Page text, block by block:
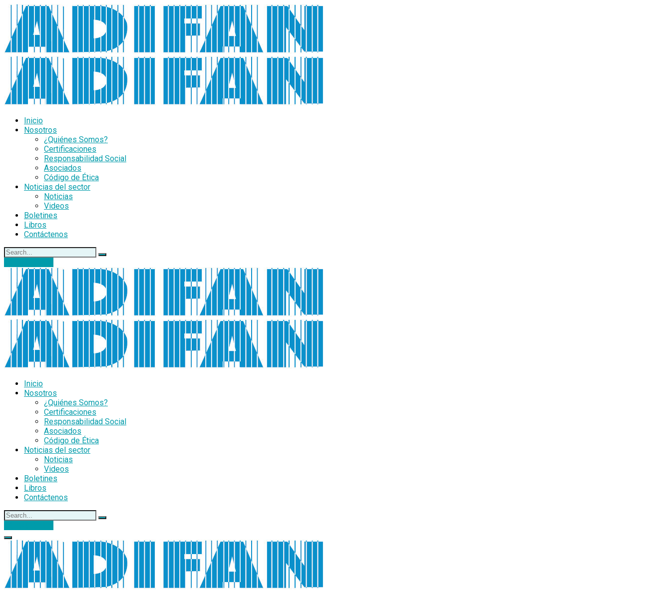
Inicio
Nosotros
¿Quiénes Somos?
Certificaciones
Responsabilidad Social
Asociados
Código de Ética
Noticias del sector
Noticias
Videos
Boletines
Libros
Contáctenos
Inicio
Nosotros
¿Quiénes Somos?
Certificaciones
Responsabilidad Social
Asociados
Código de Ética
Noticias del sector
Noticias
Videos
Boletines
Libros
Contáctenos